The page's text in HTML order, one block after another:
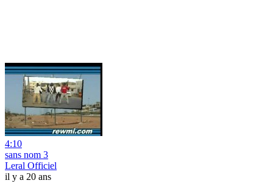
4:10
sans nom 3
Leral Officiel
il y a 20 ans